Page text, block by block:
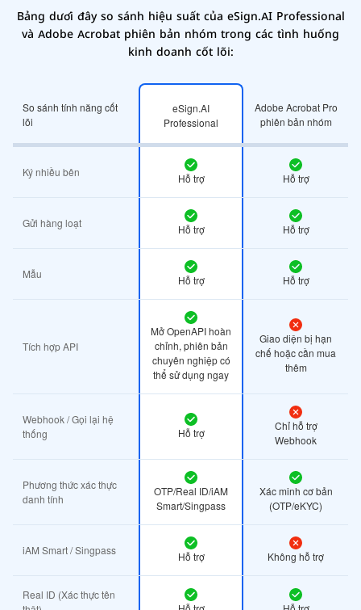
Bảng dưới đây so sánh hiệu suất của eSign.AI Professional
và Adobe Acrobat phiên bản nhóm trong các tình huống
kinh doanh cốt lõi:
So sánh tính năng cốt
lõi
eSign.AI
Professional
Adobe Acrobat Pro
phiên bản nhóm
Ký nhiều bên Hỗ trợ Hỗ trợ
Gửi hàng loạt Hỗ trợ Hỗ trợ
Mẫu Hỗ trợ Hỗ trợ
Tích hợp API
Mở OpenAPI hoàn
chỉnh, phiên bản
chuyên nghiệp có
thể sử dụng ngay
Giao diện bị hạn
chế hoặc cần mua
thêm
Webhook / Gọi lại hệ
thống
Hỗ trợ
Chỉ hỗ trợ
Webhook
Phương thức xác thực
danh tính
OTP/Real ID/iAM
Smart/Singpass
Xác minh cơ bản
(OTP/eKYC)
iAM Smart / Singpass Hỗ trợ Không hỗ trợ
Real ID (Xác thực tên